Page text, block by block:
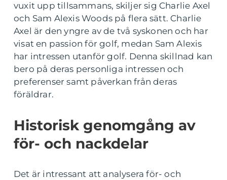
vuxit upp tillsammans, skiljer sig Charlie Axel
och Sam Alexis Woods på flera sätt. Charlie
Axel är den yngre av de två syskonen och har
visat en passion för golf, medan Sam Alexis
har intressen utanför golf. Denna skillnad kan
bero på deras personliga intressen och
preferenser samt påverkan från deras
föräldrar.
Historisk genomgång av
för- och nackdelar
Det är intressant att analysera för- och